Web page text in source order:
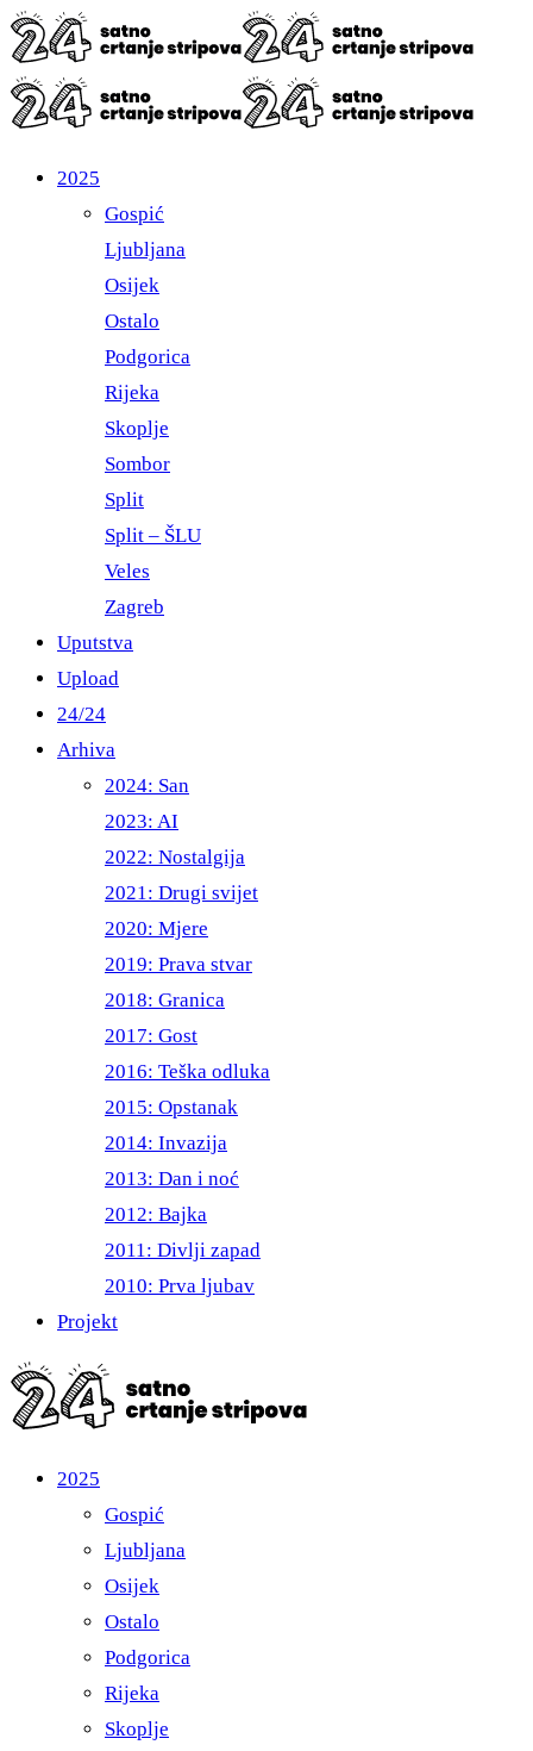
2025
Gospić
Ljubljana
Osijek
Ostalo
Podgorica
Rijeka
Skoplje
Sombor
Split
Split – ŠLU
Veles
Zagreb
Uputstva
Upload
24/24
Arhiva
2024: San
2023: AI
2022: Nostalgija
2021: Drugi svijet
2020: Mjere
2019: Prava stvar
2018: Granica
2017: Gost
2016: Teška odluka
2015: Opstanak
2014: Invazija
2013: Dan i noć
2012: Bajka
2011: Divlji zapad
2010: Prva ljubav
Projekt
2025
Gospić
Ljubljana
Osijek
Ostalo
Podgorica
Rijeka
Skoplje